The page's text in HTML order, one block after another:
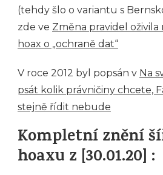
(tehdy šlo o variantu s
zde ve Změna pravidel oživila
hoax o „ochraně dat“
V roce 2012 byl popsán v Na
psát kolik právničiny chcete,
stejně řídit nebude
Kompletní znění
hoaxu z [30.01.20] :